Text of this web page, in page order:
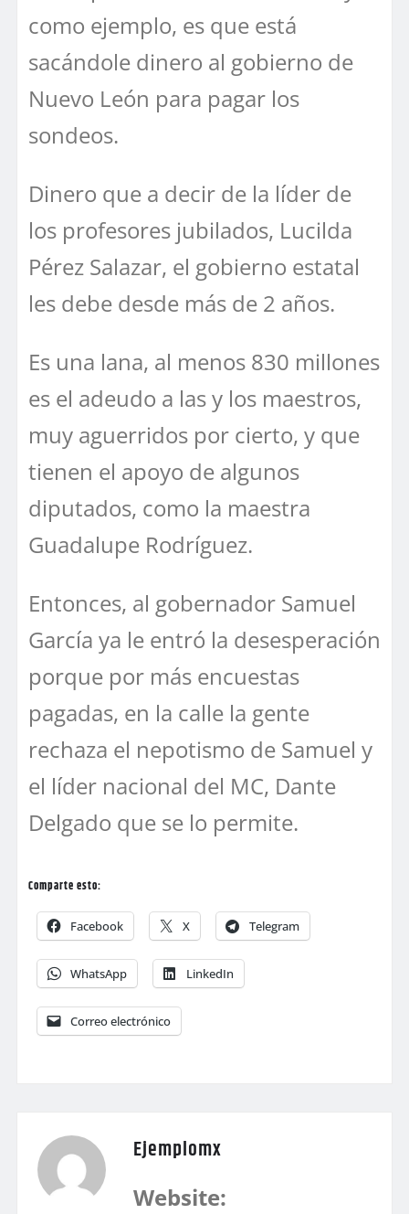
como ejemplo, es que está
sacándole dinero al gobierno de
Nuevo León para pagar los
sondeos.
Dinero que a decir de la líder de
los profesores jubilados, Lucilda
Pérez Salazar, el gobierno estatal
les debe desde más de 2 años.
Es una lana, al menos 830 millones
es el adeudo a las y los maestros,
muy aguerridos por cierto, y que
tienen el apoyo de algunos
diputados, como la maestra
Guadalupe Rodríguez.
Entonces, al gobernador Samuel
García ya le entró la desesperación
porque por más encuestas
pagadas, en la calle la gente
rechaza el nepotismo de Samuel y
el líder nacional del MC, Dante
Delgado que se lo permite.
Comparte esto:
Facebook X Telegram
WhatsApp LinkedIn
Correo electrónico
Ejemplomx
Website: